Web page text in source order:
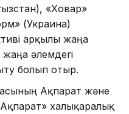
«Ховар»
(Украина)
арқылы жаңа
әлемдегі
болып отыр.
Ақпарат және
халықаралық